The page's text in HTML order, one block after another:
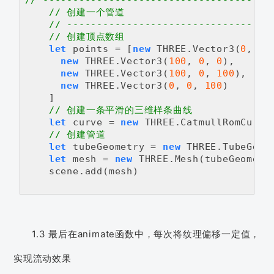
// 创建一个管道
//
// 创建顶点数组
let
points = [ new THREE.Vector3(0 ,
new THREE.Vector3( 100 , 0 , 0 ),
new THREE.Vector3( 100 , 0 , 100 ),
new THREE.Vector3( 0 , 0 , 100 )
    ]
// 创建一条平滑的三维样条曲线
let
curve = new
// 创建管道
let
tubeGeometry = new
let
mesh = new
    scene.add(mesh)
1.3 最后在animate函数中，每次将纹理偏移一定值，
实现流动效果